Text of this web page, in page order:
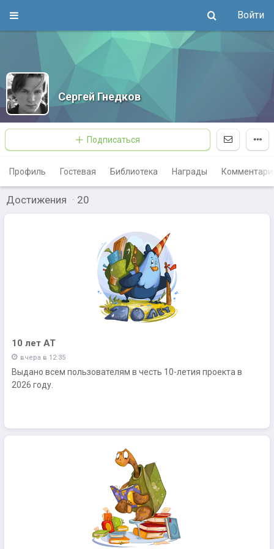
Войти
Сергей Гнедков
Подписаться
Профиль Гостевая Библиотека Награды
Достижения · 20
10 лет АТ
вчера в 12:35
Выдано всем пользователям в честь 10-летия проекта в
2026 году.